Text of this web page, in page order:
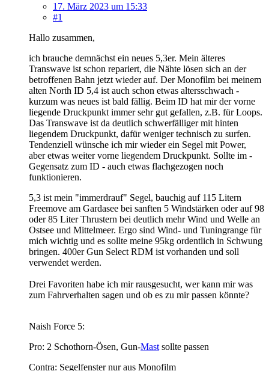
17. März 2023 um 15:33
#1
Hallo zusammen,
ich brauche demnächst ein neues 5,3er. Mein älteres
Transwave ist schon repariert, die Nähte lösen sich an der
betroffenen Bahn jetzt wieder auf. Der Monofilm bei meinem
alten North ID 5,4 ist auch schon etwas altersschwach -
kurzum was neues ist bald fällig. Beim ID hat mir der vorne
liegende Druckpunkt immer sehr gut gefallen, z.B. für Loops.
Das Transwave ist da deutlich schwerfälliger mit hinten
liegendem Druckpunkt, dafür weniger technisch zu surfen.
Tendenziell wünsche ich mir wieder ein Segel mit Power,
aber etwas weiter vorne liegendem Druckpunkt. Sollte im -
Gegensatz zum ID - auch etwas flachgezogen noch
funktionieren.
5,3 ist mein "immerdrauf" Segel, bauchig auf 115 Litern
Freemove am Gardasee bei sanften 5 Windstärken oder auf 98
oder 85 Liter Thrustern bei deutlich mehr Wind und Welle an
Ostsee und Mittelmeer. Ergo sind Wind- und Tuningrange für
mich wichtig und es sollte meine 95kg ordentlich in Schwung
bringen. 400er Gun Select RDM ist vorhanden und soll
verwendet werden.
Drei Favoriten habe ich mir rausgesucht, wer kann mir was
zum Fahrverhalten sagen und ob es zu mir passen könnte?
Naish Force 5:
Pro: 2 Schothorn-Ösen, Gun-Mast sollte passen
Contra: Segelfenster nur aus Monofilm